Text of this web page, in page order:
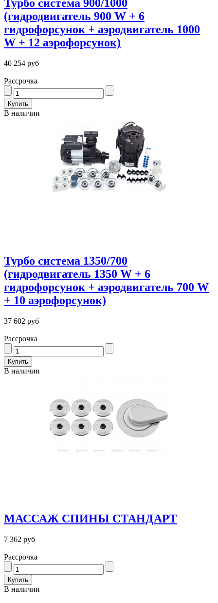
Турбо система 900/1000
(гидродвигатель 900 W + 6
гидрофорсунок + аэродвигатель 1000
W + 12 аэрофорсунок)
40 254 руб
Рассрочка
В наличии
Турбо система 1350/700
(гидродвигатель 1350 W + 6
гидрофорсунок + аэродвигатель 700 W
+ 10 аэрофорсунок)
37 602 руб
Рассрочка
В наличии
МАССАЖ СПИНЫ СТАНДАРТ
7 362 руб
Рассрочка
В наличии